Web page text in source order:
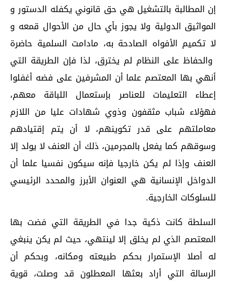
إن المطالبة بالتشغيل هي حق قانوني يكفله الدستور و
المواثيق الدولية ولا يجوز بأي حال من الأحوال قمعه و
لا تكميم الأفواه الصادحة به، مادامت السلمية حاضرة
والحفاظ على النظام لم يخترق، لذا فإن الطريقة التي
أنهي بها المعتصم علما أن المشرفين على فضه أغفلوا
إعطاء التعليمات للعناصر بإستعمال اللباقة معهم،
فهؤلاء شباب مثقفون وذوي شهادات عليا من اللازم
معاملتهم على قدر تكوينهم، لا أن يتم إقتيادهم
وسوقهم كما يفعل بالمجرمين، ذلك أن العنف لا يولد إلا
العنف وإذا لم يكن خارجيا فإنه سيكون نفسيا علما أن
الدواخل الإنسانية هي العنوان الأبرز والمحدد الرئيسي
للسلوكات الخارجية.
السلطة كانت ذكية جدا في الطريقة التي فضت بها
المعتصم الذي لم يخلق إلا لينتهي، حيث لم يكن ينبغي
له أصلا الإستمرار بحكم طبيعته ومكانه، وبحكم أن
الرسالة التي أراد بعثها المعطلون قد وصلت، قوية